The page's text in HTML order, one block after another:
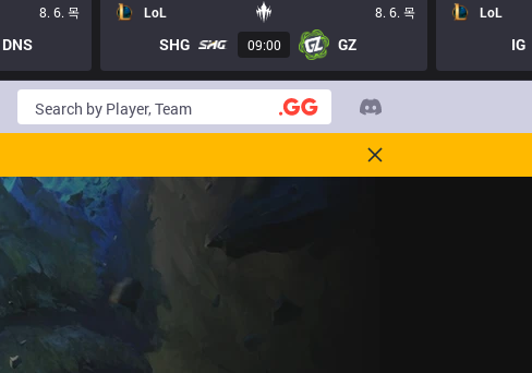
8. 6. 목
DNS
LoL 8. 6. 목
SHG 09:00 GZ
LoL
IG